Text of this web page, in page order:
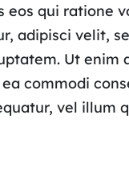
eos qui ratione
adipisci velit,
Ut
commodi
vel